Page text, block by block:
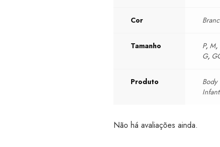
Cor
Tamanho P,M,
G,
Produto
Body
Não há avaliações ainda.